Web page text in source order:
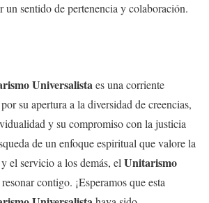
un sentido de pertenencia y colaboración.
Universalistaes una corriente
su apertura a la diversidad de creencias,
y su compromiso con la justicia
de un enfoque espiritual que valore la
el servicio a los demás, el Unitarismo
contigo. ¡Esperamos que esta